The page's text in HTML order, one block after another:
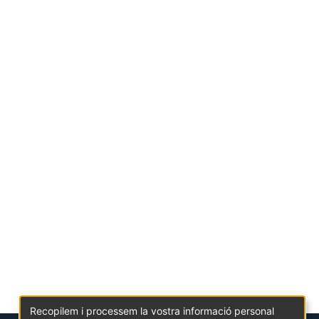
Recopilem i processem la vostra informació personal